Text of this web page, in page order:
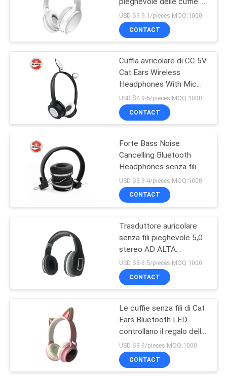
Cuffie luminose di
Bluetooth
19
In trasduttore
auricolare di
Bluetooth
dell'orecchio
13
Cuffie magnetiche di
Bluetooth di sport
Noise Cancelling
Bluetooth del driver di
40mm
USD $9-9.1/pieces MOQ:1000
CONTACT
Cuffia avricolare di CC 5V
Cat Ears Wireless
Headphones With Mic
Stereo Phone Music
Bluetooth
USD $4.9-5/pieces MOQ:1000
CONTACT
Forte Bass Noise
Cancelling Bluetooth
Headphones senza fili
USD $3.3-4/pieces MOQ:1000
CONTACT
Trasduttore auricolare
senza fili pieghevole 5,0
stereo AD ALTA
FEDELTÀ Bluetooth del
FCC sopra le cuffie di
musica dell'orecchio
USD $8-8.5/pieces MOQ:1000
CONTACT
Le cuffie senza fili di Cat
Ears Bluetooth LED
controllano il regalo della
cuffia avricolare del
casco di musica di
stereotipia della ragazza
USD $8-9/pieces MOQ:1000
CONTACT